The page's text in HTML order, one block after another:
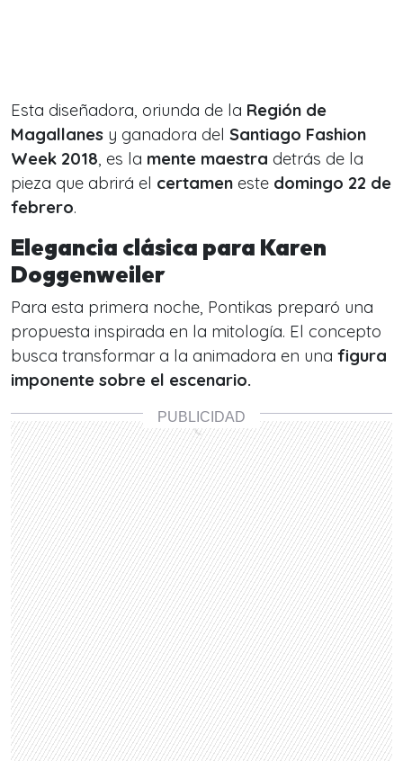
Esta diseñadora, oriunda de la Región de
Magallanes y ganadora del Santiago Fashion
Week 2018, es la mente maestra detrás de la
pieza que abrirá el certamen este domingo 22 de
febrero.
Elegancia clásica para Karen
Doggenweiler
Para esta primera noche, Pontikas preparó una
propuesta inspirada en la mitología. El concepto
busca transformar a la animadora en una figura
imponente sobre el escenario.